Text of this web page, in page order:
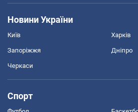
Новини України
Київ Харків
Запоріжжя Дніпро
Черкаси
Спорт